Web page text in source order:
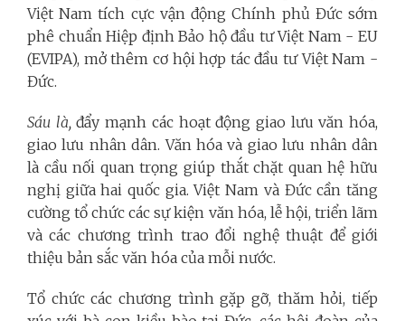
Việt Nam tích cực vận động Chính phủ Đức sớm
phê chuẩn Hiệp định Bảo hộ đầu tư Việt Nam - EU
(EVIPA), mở thêm cơ hội hợp tác đầu tư Việt Nam -
Đức.
Sáu là,đẩy mạnh các hoạt động giao lưu văn hóa,
giao lưu nhân dân. Văn hóa và giao lưu nhân dân
là cầu nối quan trọng giúp thắt chặt quan hệ hữu
nghị giữa hai quốc gia. Việt Nam và Đức cần tăng
cường tổ chức các sự kiện văn hóa, lễ hội, triển lãm
và các chương trình trao đổi nghệ thuật để giới
thiệu bản sắc văn hóa của mỗi nước.
Tổ chức các chương trình gặp gỡ, thăm hỏi, tiếp